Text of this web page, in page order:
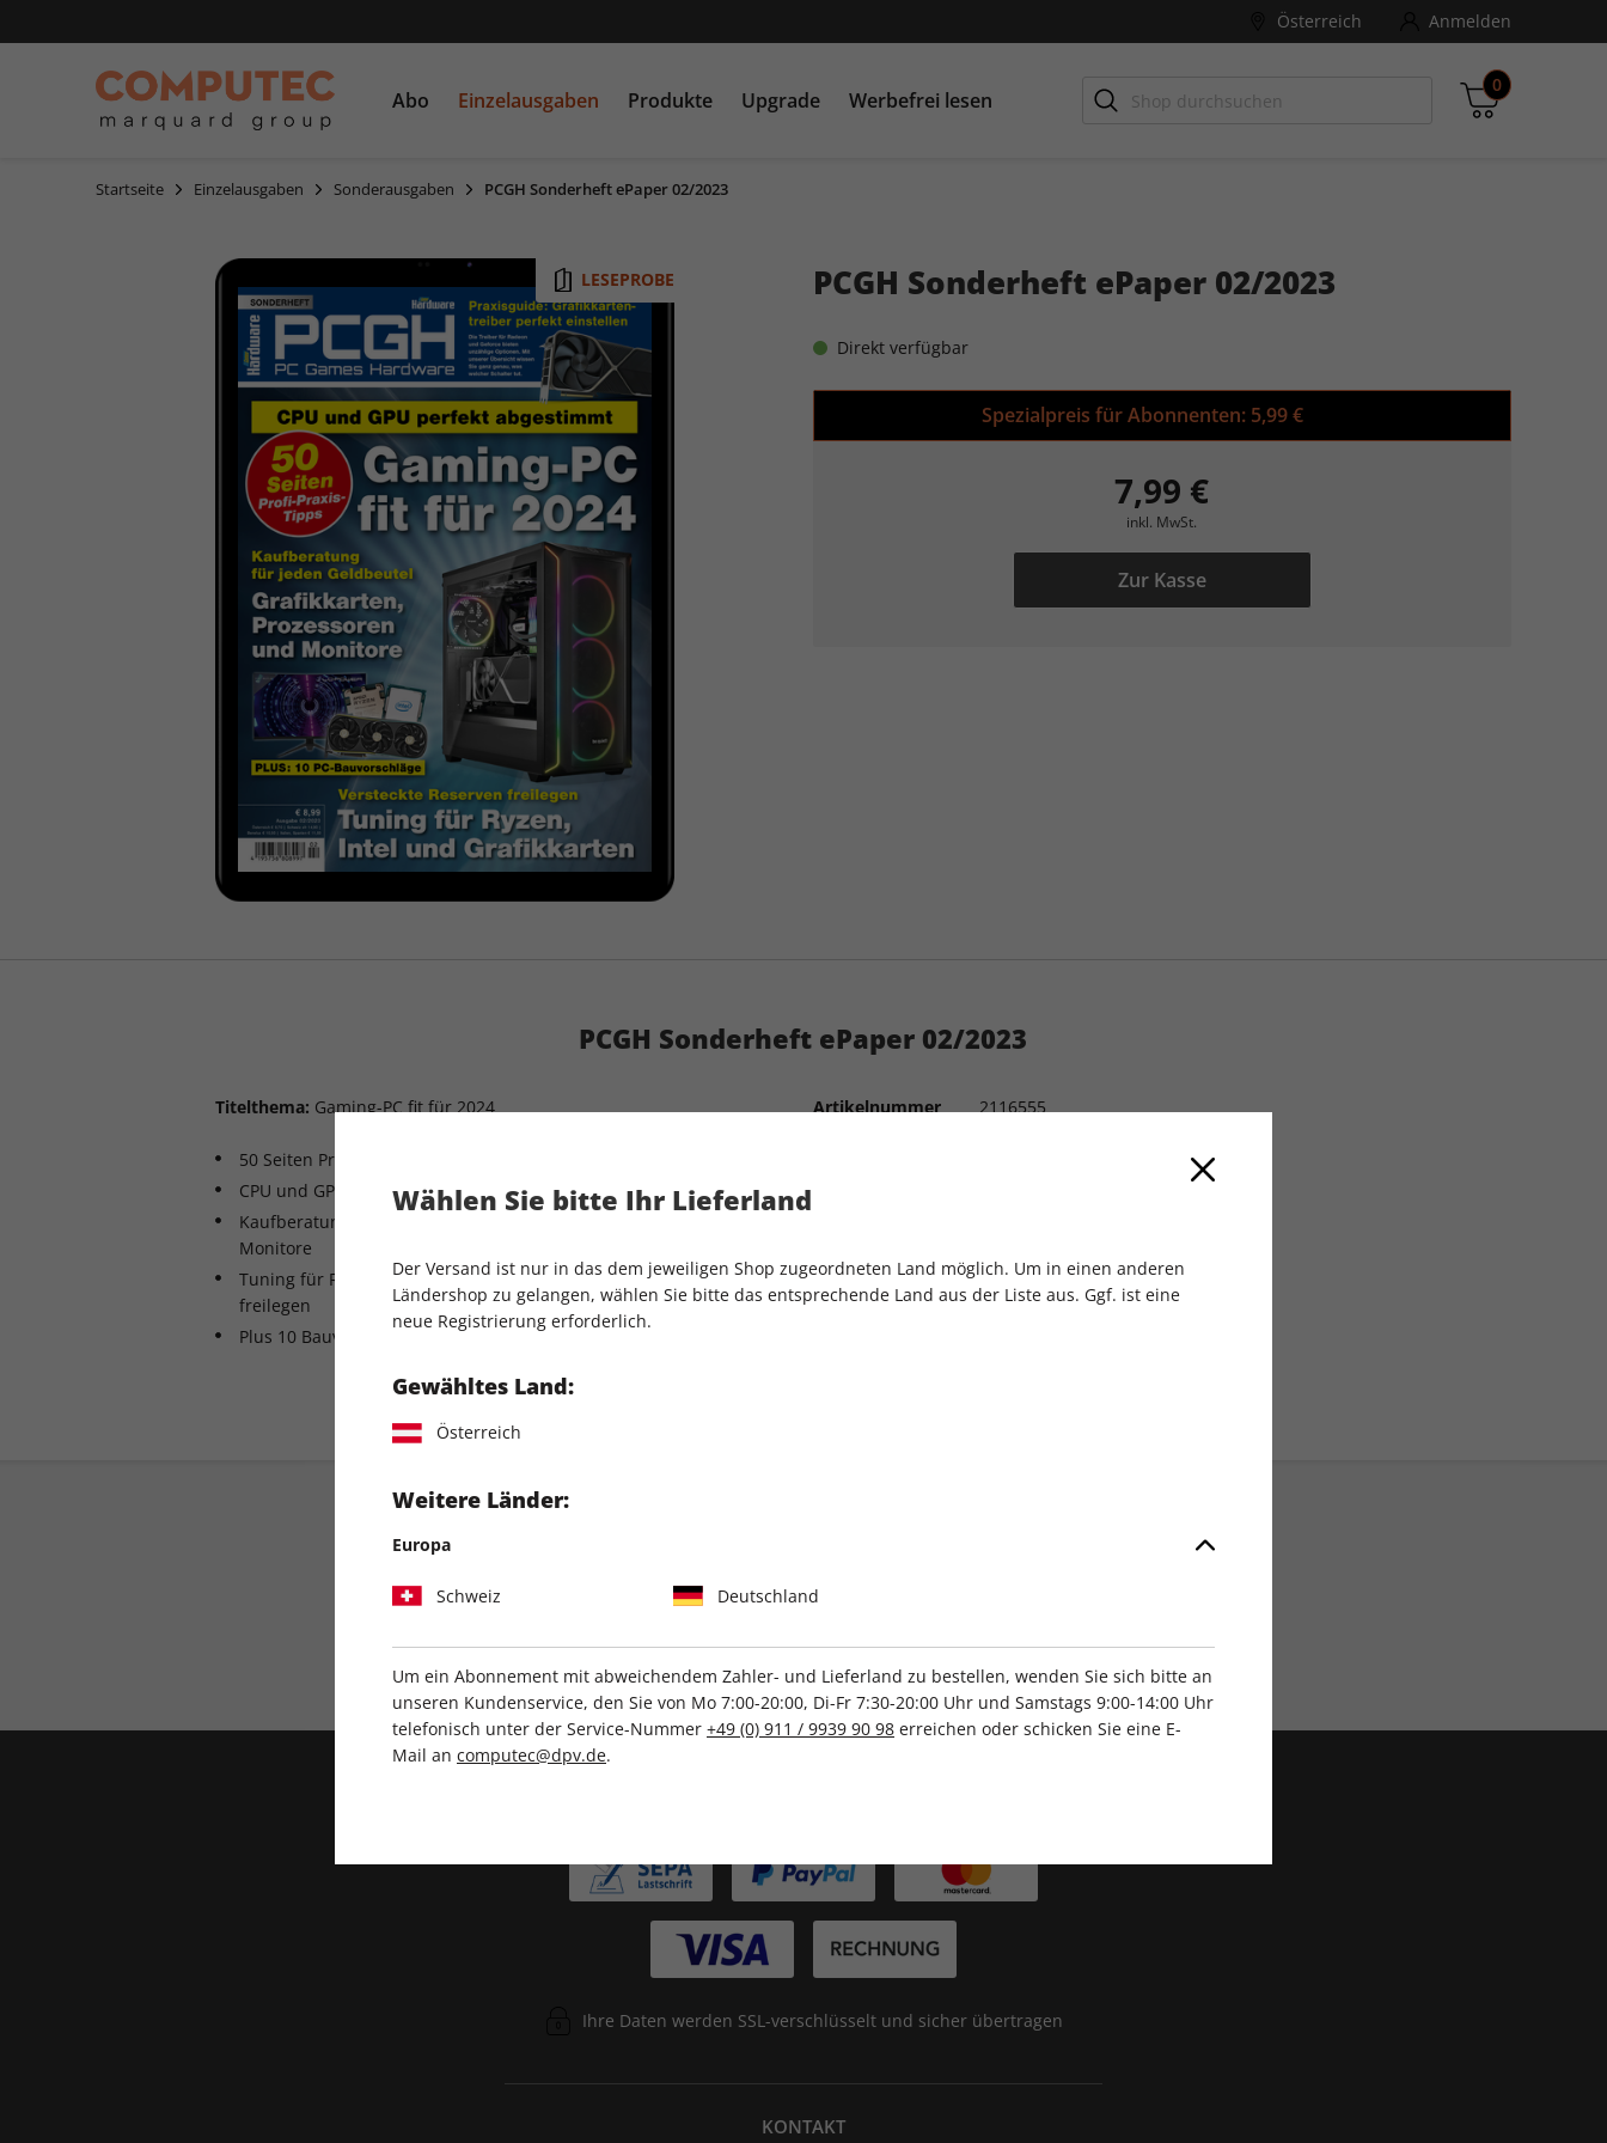
Österreich Anmelden
Abo
LinuxUser
Einzelausgaben Produkte Upgrade Werbefrei lesen
0
Zwischensumme
inkl. MwSt., ggf. zzgl. Versandkosten
Startseite Einzelausgaben Sonderausgaben PCGH Sonderheft ePaper 02/2023
LESEPROBE PCGH Sonderheft ePaper 02/2023
Direkt verfügbar
Spezialpreis für Abonnenten: 5,99 €
7,99 €
inkl. MwSt.
Zur Kasse
PCGH Sonderheft ePaper 02/2023
Titelthema: Gaming-PC fit für 2024
50 Seiten Profi-Praxistipps
CPU und GPU perfekt aufeinander abgestimmt
Kaufberatung für jeden Geldbeutel: Grafikkarten, Prozessoren,
Monitore
Tuning für Ryzen, Intel und Grafikkarten: versteckte Reserven
freilegen
Plus 10 Bauvorschläge
Artikelnummer
2116555
Ihre Daten werden SSL-verschlüsselt und sicher übertragen
KONTAKT
Wählen Sie bitte Ihr Lieferland
Der Versand ist nur in das dem jeweiligen Shop zugeordneten Land möglich. Um in einen anderen
Ländershop zu gelangen, wählen Sie bitte das entsprechende Land aus der Liste aus. Ggf. ist eine
neue Registrierung erforderlich.
Gewähltes Land:
Österreich
Weitere Länder:
Europa
Schweiz Deutschland
Um ein Abonnement mit abweichendem Zahler- und Lieferland zu bestellen, wenden Sie sich bitte an
unseren Kundenservice, den Sie von Mo 7:00-20:00, Di-Fr 7:30-20:00 Uhr und Samstags 9:00-14:00 Uhr
telefonisch unter der Service-Nummer +49 (0) 911 / 9939 90 98 erreichen oder schicken Sie eine E-
Mail an computec@dpv.de.